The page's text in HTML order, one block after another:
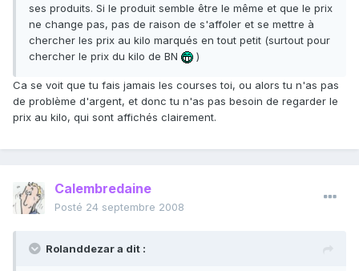
ses produits. Si le produit semble être le même et que le prix
ne change pas, pas de raison de s'affoler et se mettre à
chercher les prix au kilo marqués en tout petit (surtout pour
chercher le prix du kilo de BN
)
Ca se voit que tu fais jamais les courses toi, ou alors tu n'as pas
de problème d'argent, et donc tu n'as pas besoin de regarder le
prix au kilo, qui sont affichés clairement.
Calembredaine
Posté 24 septembre 2008
Rolanddezar a dit :